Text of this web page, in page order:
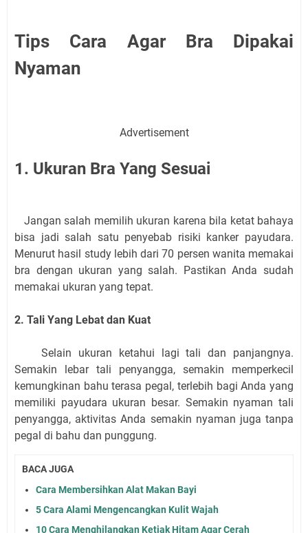
Tips Cara Agar Bra Dipakai
Nyaman
Advertisement
1. Ukuran Bra Yang Sesuai
Jangan salah memilih ukuran karena bila ketat bahaya
bisa jadi salah satu penyebab risiki kanker payudara.
Menurut hasil study lebih dari 70 persen wanita memakai
bra dengan ukuran yang salah. Pastikan Anda sudah
memakai ukuran yang tepat.
2. Tali Yang Lebat dan Kuat
Selain ukuran ketahui lagi tali dan panjangnya.
Semakin lebar tali penyangga, semakin memperkecil
kemungkinan bahu terasa pegal, terlebih bagi Anda yang
memiliki payudara ukuran besar. Semakin nyaman tali
penyangga, aktivitas Anda semakin nyaman juga tanpa
pegal di bahu dan punggung.
BACA JUGA
Cara Membersihkan Alat Makan Bayi
5 Cara Alami Mengencangkan Kulit Wajah
10 Cara Menghilangkan Ketiak Hitam Agar Cerah